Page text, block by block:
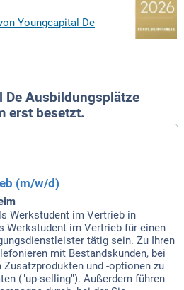
Youngcapital De
De Ausbildungsplätze
erst besetzt.
(m/w/d)
Werkstudent im Vertrieb in
Werkstudent im Vertrieb für einen
tätig sein. Zu Ihren
mit Bestandskunden, bei
und -optionen zu
("up-selling"). Außerdem führen